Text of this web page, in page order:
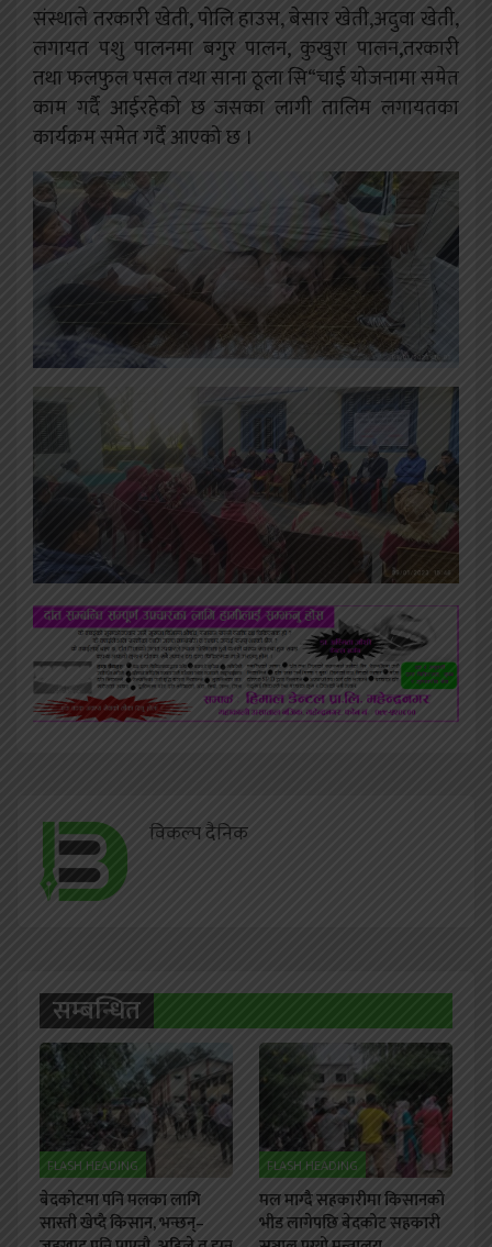
संस्थाले तरकारी खेती, पोलि हाउस, बेसार खेती,अदुवा खेती,
लगायत पशु पालनमा बगुर पालन, कुखुरा पालन,तरकारी
तथा फलफुल पसल तथा साना ठूला सि“चाई योजनामा समेत
काम गर्दै आईरहेको छ जसका लागी तालिम लगायतका
कार्यक्रम समेत गर्दै आएको छ ।
विकल्प दैनिक
सम्बन्धित
FLASH HEADING
बेदकोटमा पनि मलका लागि
सास्ती खेप्दै किसान, भन्छन्–
FLASH HEADING
मल माग्दै सहकारीमा किसानको
भीड लागेपछि बेदकोट सहकारी